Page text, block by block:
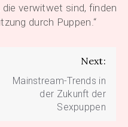
verwitwet sind, finden
durch Puppen.“
Next:
Mainstream-Trends in
der Zukunft der
Sexpuppen